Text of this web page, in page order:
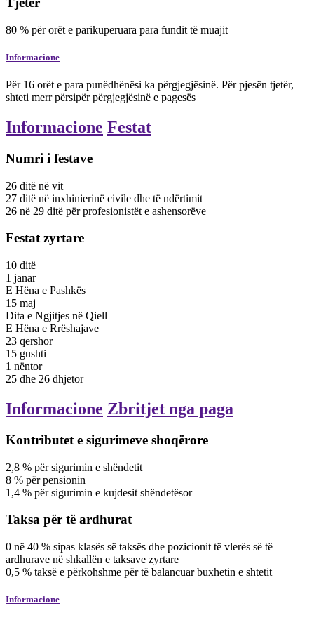
80 % për orët e parikuperuara para fundit të muajit
Informacione
Për 16 orët e para punëdhënësi ka përgjegjësinë. Për pjesën tjetër,
shteti merr përsipër përgjegjësinë e pagesës
Informacione Festat
Numri i festave
26 ditë në vit
27 ditë në inxhinierinë civile dhe të ndërtimit
26 në 29 ditë për profesionistët e ashensorëve
Festat zyrtare
10 ditë
1 janar
E Hëna e Pashkës
15 maj
Dita e Ngjitjes në Qiell
E Hëna e Rrëshajave
23 qershor
15 gushti
1 nëntor
25 dhe 26 dhjetor
Informacione Zbritjet nga paga
Kontributet e sigurimeve shoqërore
2,8 % për sigurimin e shëndetit
8 % për pensionin
1,4 % për sigurimin e kujdesit shëndetësor
Taksa për të ardhurat
0 në 40 % sipas klasës së taksës dhe pozicionit të vlerës së të
ardhurave në shkallën e taksave zyrtare
0,5 % taksë e përkohshme për të balancuar buxhetin e shtetit
Informacione